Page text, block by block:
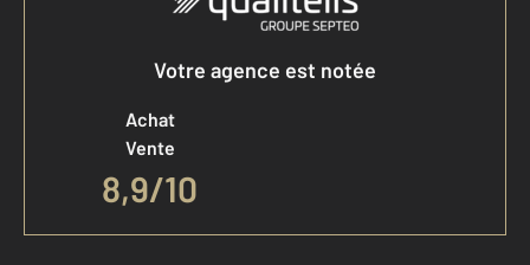
Votre agence est notée
Achat
Vente
8,9/10